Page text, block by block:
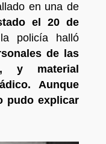
en una de
el 20 de
policía halló
de las
y material
Aunque
pudo explicar